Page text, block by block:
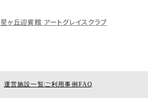
星ヶ丘迎賓館 アートグレイスクラブ
運営施設一覧 ご利用事例 FAQ